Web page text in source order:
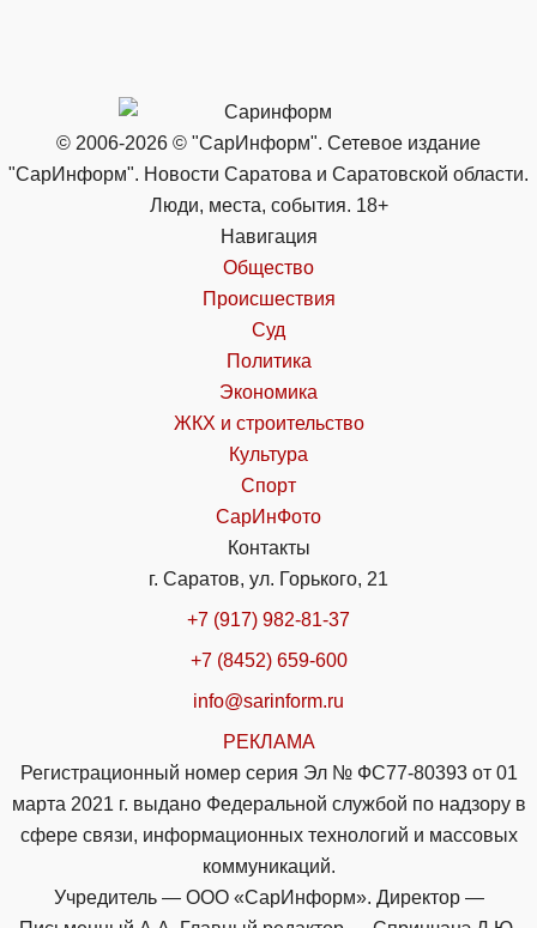
© 2006-2026 © "СарИнформ". Сетевое издание
"СарИнформ". Новости Саратова и Саратовской области.
Люди, места, события. 18+
Навигация
Общество
Происшествия
Суд
Политика
Экономика
ЖКХ и строительство
Культура
Спорт
СарИнФото
Контакты
г. Саратов, ул. Горького, 21
+7 (917) 982-81-37
+7 (8452) 659-600
info@sarinform.ru
РЕКЛАМА
Регистрационный номер серия Эл № ФС77-80393 от 01
марта 2021 г. выдано Федеральной службой по надзору в
сфере связи, информационных технологий и массовых
коммуникаций.
Учредитель — ООО «СарИнформ». Директор —